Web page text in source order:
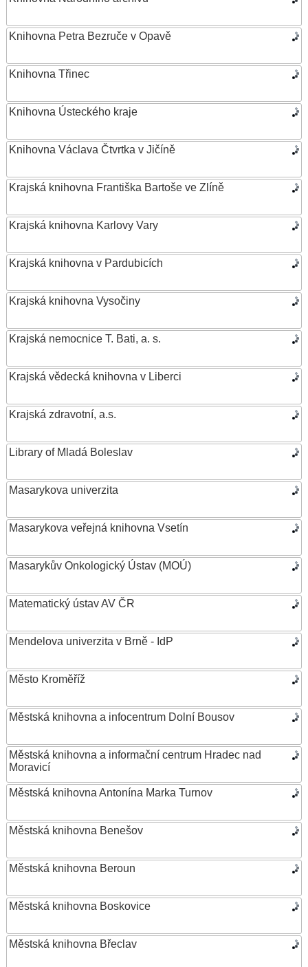
Knihovna Petra Bezruče v Opavě
Knihovna Třinec
Knihovna Ústeckého kraje
Knihovna Václava Čtvrtka v Jičíně
Krajská knihovna Františka Bartoše ve Zlíně
Krajská knihovna Karlovy Vary
Krajská knihovna v Pardubicích
Krajská knihovna Vysočiny
Krajská nemocnice T. Bati, a. s.
Krajská vědecká knihovna v Liberci
Krajská zdravotní, a.s.
Library of Mladá Boleslav
Masarykova univerzita
Masarykova veřejná knihovna Vsetín
Masarykův Onkologický Ústav (MOÚ)
Matematický ústav AV ČR
Mendelova univerzita v Brně - IdP
Město Kroměříž
Městská knihovna a infocentrum Dolní Bousov
Městská knihovna a informační centrum Hradec nad
Moravicí
Městská knihovna Antonína Marka Turnov
Městská knihovna Benešov
Městská knihovna Beroun
Městská knihovna Boskovice
Městská knihovna Břeclav